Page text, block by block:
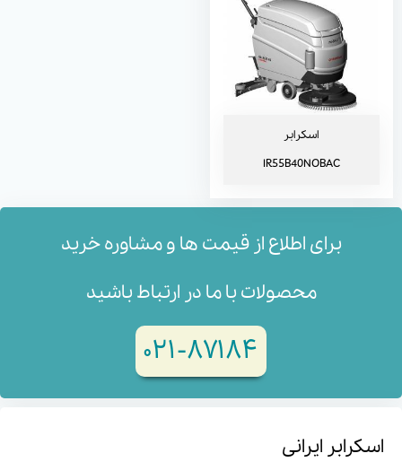
اسکرابر
IR55B40NOBAC
برای اطلاع از قیمت ها و مشاوره خرید
محصولات با ما در ارتباط باشید
۸۷۱۸۴-۰۲۱
اسکرابر ایرانی